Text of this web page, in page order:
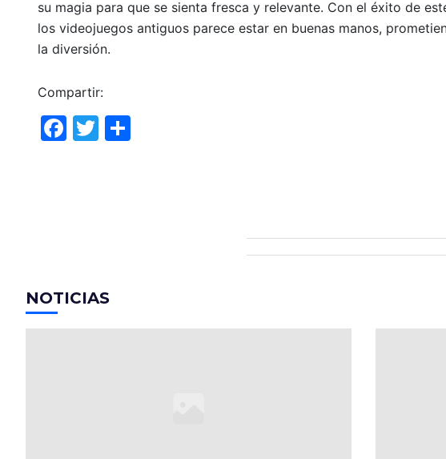
su magia para que se sienta fresca y relevante. Con el éxito de
los videojuegos antiguos parece estar en buenas manos,
la diversión.
Compartir:
F
k
T
NOTICIAS